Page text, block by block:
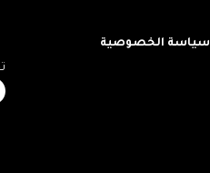
سياسة الخصوصية